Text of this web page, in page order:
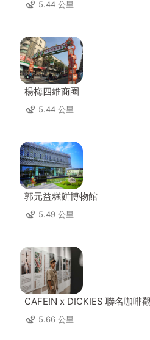
5.44 公里
楊梅四維商圈
5.44 公里
郭元益糕餅博物館
5.49 公里
CAFE!N x DICKIES 聯名咖啡
區) 5.66 公里